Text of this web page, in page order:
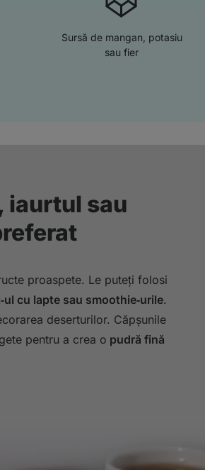
Sursă de mangan, potasiu
sau fier
iaurtul sau
proaspete. Le puteți folosi
cu lapte sau smoothie‑urile.
deserturilor. Căpșunile
pentru a crea o pudră fină